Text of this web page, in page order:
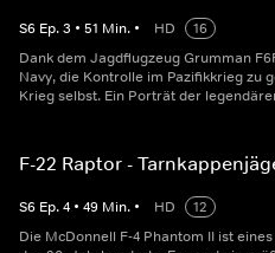
S6 Ep.3 • 51 Min. • HD
16
Dank dem Jagdflugzeug Grumman
Navy, die Kontrolle im Pazifikkrieg zu
Krieg selbst. Ein Porträt der
F-22 Raptor -
S6 Ep.4 • 49 Min. • HD
12
Die McDonnell F-4 Phantom II ist